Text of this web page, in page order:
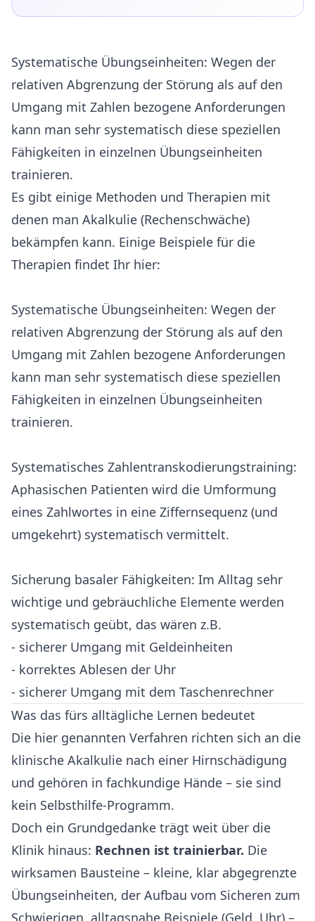
Systematische Übungseinheiten: Wegen der
relativen Abgrenzung der Störung als auf den
Umgang mit Zahlen bezogene Anforderungen
kann man sehr systematisch diese speziellen
Fähigkeiten in einzelnen Übungseinheiten
trainieren.
Es gibt einige Methoden und Therapien mit
denen man Akalkulie (Rechenschwäche)
bekämpfen kann. Einige Beispiele für die
Therapien findet Ihr hier:
Systematische Übungseinheiten: Wegen der
relativen Abgrenzung der Störung als auf den
Umgang mit Zahlen bezogene Anforderungen
kann man sehr systematisch diese speziellen
Fähigkeiten in einzelnen Übungseinheiten
trainieren.
Systematisches Zahlentranskodierungstraining:
Aphasischen Patienten wird die Umformung
eines Zahlwortes in eine Ziffernsequenz (und
umgekehrt) systematisch vermittelt.
Sicherung basaler Fähigkeiten: Im Alltag sehr
wichtige und gebräuchliche Elemente werden
systematisch geübt, das wären z.B.
- sicherer Umgang mit Geldeinheiten
- korrektes Ablesen der Uhr
- sicherer Umgang mit dem Taschenrechner
Was das fürs alltägliche Lernen bedeutet
Die hier genannten Verfahren richten sich an die
klinische Akalkulie nach einer Hirnschädigung
und gehören in fachkundige Hände – sie sind
kein Selbsthilfe-Programm.
Doch ein Grundgedanke trägt weit über die
Klinik hinaus: Rechnen ist trainierbar. Die
wirksamen Bausteine – kleine, klar abgegrenzte
Übungseinheiten, der Aufbau vom Sicheren zum
Schwierigen, alltagsnahe Beispiele (Geld, Uhr) –